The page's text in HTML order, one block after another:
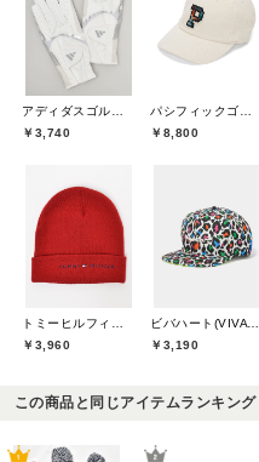
アディダスゴルフ(adidas golf)
￥3,740
パシフィックゴルフクラブ(Pacific GOLF CLUB)
￥8,800
トミーヒルフィガーゴルフ(TOMMY HILFIGER GOLF)
￥3,960
ビバハート(VIVA HEART)
￥3,190
この商品と同じアイテムランキング